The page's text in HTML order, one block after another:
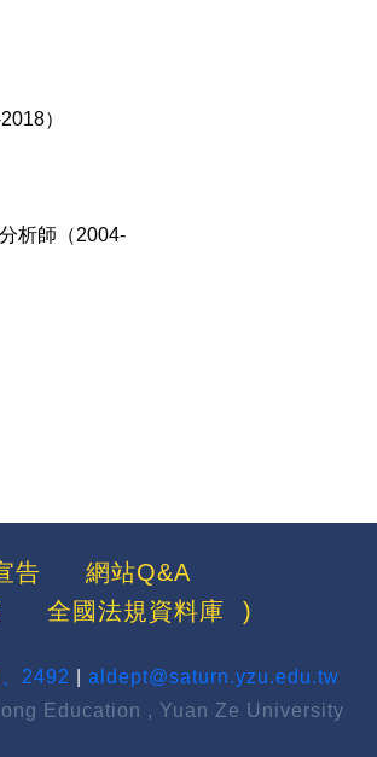
）
析師（2004-
告
網站Q&A
全國法規資料庫 )
2492
aldept@saturn.yzu.edu.tw
Education , Yuan Ze University